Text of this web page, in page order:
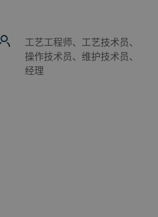
工艺工程师、工艺技术员、
操作技术员、维护技术员、
经理